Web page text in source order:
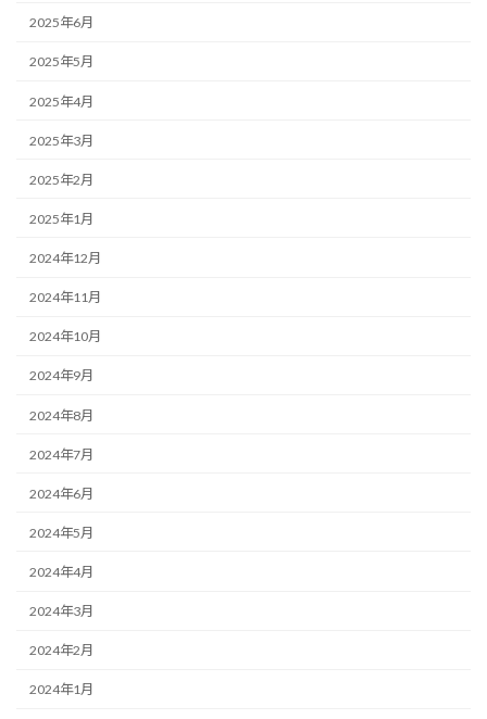
2025年6月
2025年5月
2025年4月
2025年3月
2025年2月
2025年1月
2024年12月
2024年11月
2024年10月
2024年9月
2024年8月
2024年7月
2024年6月
2024年5月
2024年4月
2024年3月
2024年2月
2024年1月